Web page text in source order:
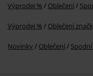
Výprodej % Oblečení
Výprodej % Oblečení
Novinky Oblečení